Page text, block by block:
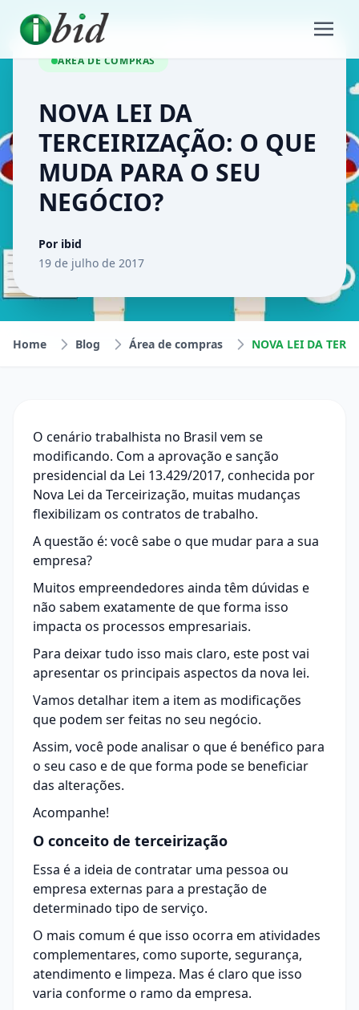
ÁREA DE COMPRAS
NOVA LEI DA
TERCEIRIZAÇÃO: O QUE
MUDA PARA O SEU
NEGÓCIO?
Por ibid
19 de julho de 2017
Home Blog Área de compras
O cenário trabalhista no Brasil vem se
modificando. Com a aprovação e sanção
presidencial da Lei 13.429/2017, conhecida por
Nova Lei da Terceirização, muitas mudanças
flexibilizam os contratos de trabalho.
A questão é: você sabe o que mudar para a sua
empresa?
Muitos empreendedores ainda têm dúvidas e
não sabem exatamente de que forma isso
impacta os processos empresariais.
Para deixar tudo isso mais claro, este post vai
apresentar os principais aspectos da nova lei.
Vamos detalhar item a item as modificações
que podem ser feitas no seu negócio.
Assim, você pode analisar o que é benéfico para
o seu caso e de que forma pode se beneficiar
das alterações.
Acompanhe!
O conceito de terceirização
Essa é a ideia de contratar uma pessoa ou
empresa externas para a prestação de
determinado tipo de serviço.
O mais comum é que isso ocorra em atividades
complementares, como suporte, segurança,
atendimento e limpeza. Mas é claro que isso
varia conforme o ramo da empresa.